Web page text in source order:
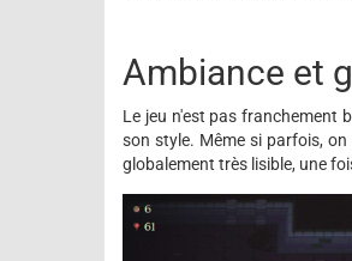
Ambiance et
Le jeu n'est pas franchement
son style. Même si parfois,
globalement très lisible, une